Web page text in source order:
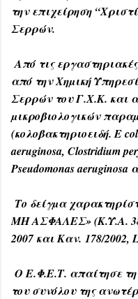
την επιχείρηση
Σερρών.
Από τις
από την Χηµική
Σερρών του Γ.Χ.Κ. και
µικροβιολογικών
(κολοβακτηριοειδή. Ε
aeruginosa, Clostridium
Pseudomonas aeruginosa
Το δείγµα
ΜΗ ΑΣΦΑΛΕΣ» (Κ.Υ.Α.
2007 και Καν. 178/2002,
Ο Ε.Φ.Ε.Τ. απαίτησε
του συνόλου της